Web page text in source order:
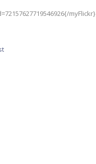
myFlickr}